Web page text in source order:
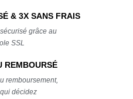
& 3X SANS FRAIS
grâce au
SSL
REMBOURSÉ
remboursement,
décidez